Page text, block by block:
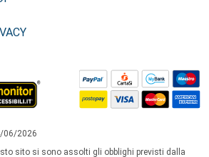
06/2026
sito si sono assolti gli obblighi previsti dalla